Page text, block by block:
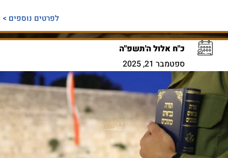
לפרטים נוספים >
כ"ח אלול ה'תשפ"ה
ספטמבר 21, 2025